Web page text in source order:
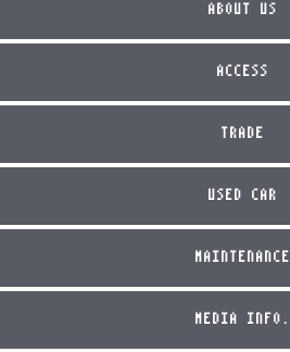
ABOUT US
ACCESS
TRADE
USED CAR
MAINTENANCE
MEDIA INFO.